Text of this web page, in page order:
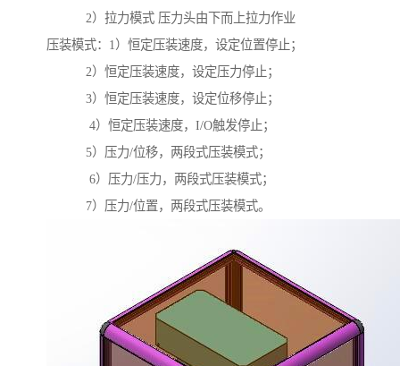
2）拉力模式 压力头由下而上拉力作业
压装模式：1）恒定压装速度，设定位置停止；
2）恒定压装速度，设定压力停止；
3）恒定压装速度，设定位移停止；
4）恒定压装速度，I/O触发停止；
5）压力/位移，两段式压装模式；
6）压力/压力，两段式压装模式；
7）压力/位置，两段式压装模式。